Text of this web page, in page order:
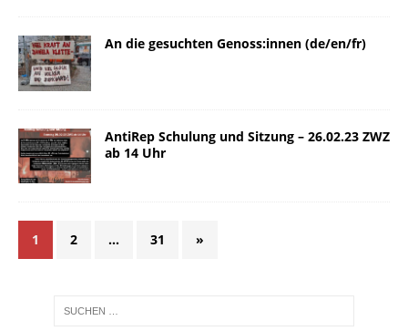
An die gesuchten Genoss:innen (de/en/fr)
AntiRep Schulung und Sitzung – 26.02.23 ZWZ
ab 14 Uhr
1 2 … 31 »